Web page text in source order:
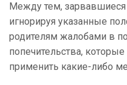
Между тем,
игнорируя указанные
родителям жалобами в
попечительства,
применить какие-либо